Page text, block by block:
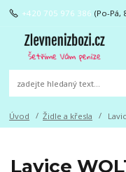
+420 705 976 386 (Po-Pá,
Úvod Židle a křesla
Lavice